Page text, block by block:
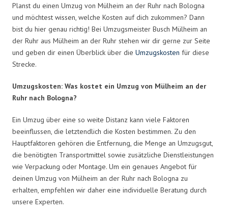
Planst du einen Umzug von Mülheim an der Ruhr nach Bologna
und möchtest wissen, welche Kosten auf dich zukommen? Dann
bist du hier genau richtig! Bei Umzugsmeister Busch Mülheim an
der Ruhr aus Mülheim an der Ruhr stehen wir dir gerne zur Seite
und geben dir einen Überblick über die Umzugskosten für diese
Strecke.
Umzugskosten: Was kostet ein Umzug von Mülheim an der
Ruhr nach Bologna?
Ein Umzug über eine so weite Distanz kann viele Faktoren
beeinflussen, die letztendlich die Kosten bestimmen. Zu den
Hauptfaktoren gehören die Entfernung, die Menge an Umzugsgut,
die benötigten Transportmittel sowie zusätzliche Dienstleistungen
wie Verpackung oder Montage. Um ein genaues Angebot für
deinen Umzug von Mülheim an der Ruhr nach Bologna zu
erhalten, empfehlen wir daher eine individuelle Beratung durch
unsere Experten.